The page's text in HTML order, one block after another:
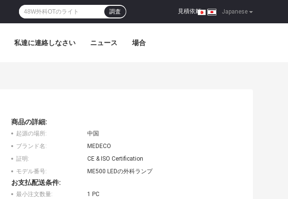
Japanese
見積依頼 |
調査
私達に連絡しなさい ニュース 場合
商品の詳細:
起源の場所:
中国
ブランド名:
MEDECO
証明:
CE & ISO Certification
モデル番号:
ME500 LEDの外科ランプ
お支払配送条件:
最小注文数量:
1 PC